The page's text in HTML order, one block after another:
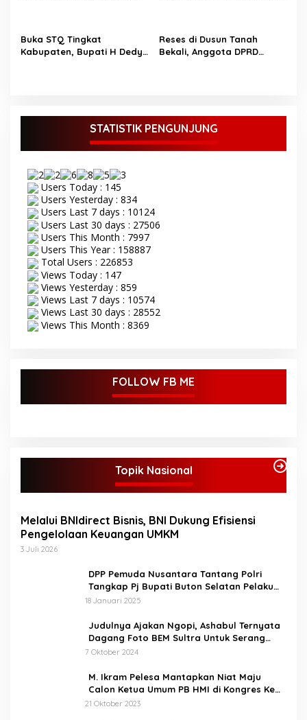
Buka STQ Tingkat
Kabupaten, Bupati H Dedy
Wakil Bupati Bungo Ustadz
resmi Seleksi Tilawatil
Kabupaten Bungo Senin 8
September 2025. Acara
pembukaan STQ ke-53
yang di gelar di kecamatan
Tanah Sepenggal ini,
diawali dengan grand
opening STQ, dilanjutkan
dengan pelantikan dan
pengambilan sumpah
sekaligus pemasangan
toga kepada Dewan Hakim
STQ oleh Bupati Bungo.
Serangkaian kegiatan
Bupati di dan dampingi
oleh wakil Bupati Bungo.
Tamu undangan serta
Bungo Tahun 2025 ini.
Bupati Bungo H Dedy Putra
mengatakan STQ
adalah sebagai sarana
untuk melakukan
perlombaan kepada anak-
menang akan mengikuti
perlombaan di tingkat
sekedar ajang perlombaan
saja, melainkan untuk
memahami dan bisa
mengamalkan isi
dalam kehidupan sehari
hari, sesuai dengan tema.
“Melalui STQ ke-53 Tingkat
Reses di Dusun Tanah
Bekali, Anggota DPRD
STATISTIK PENGUNJUNG
Users Today : 145
Users Yesterday : 834
Users Last 7 days : 10124
Users Last 30 days : 27506
Users This Month : 7997
Users This Year : 158887
Total Users : 226853
Views Today : 147
Views Yesterday : 859
Views Last 7 days : 10574
Views Last 30 days : 28552
Views This Month : 8369
FOLLOW FB ME
Topik Nasional
Melalui BNIdirect Bisnis, BNI Dukung Efisiensi
Pengelolaan Keuangan UMKM
3 Juli 2026
DPP Pemuda Nusantara Tantang Polri
Tangkap Pj Bupati Buton Selatan Pelaku
Penganiaya Aktvis HMI
18 Januari 2025
Judulnya Ajakan Ngopi, Ashabul Ternyata
Dagang Foto BEM Sultra Untuk Serang
Paslon
7 Oktober 2024
M. Ikram Pelesa Mantapkan Niat Maju
Calon Ketua Umum PB HMI di Kongres Ke
XXXII Pontianak
21 Oktober 2023